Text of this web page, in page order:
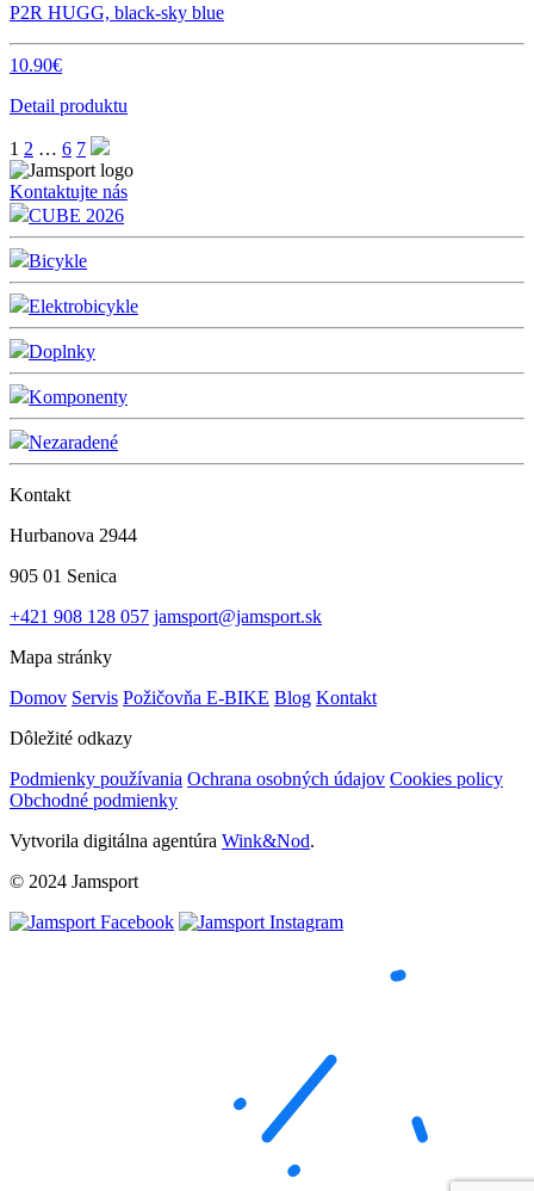
P2R HUGG, black-sky blue
10.90€
Detail produktu
1 2 … 6 7
Kontaktujte nás
CUBE 2026
Bicykle
Elektrobicykle
Doplnky
Komponenty
Nezaradené
Kontakt
Hurbanova 2944
905 01 Senica
+421 908 128 057 jamsport@jamsport.sk
Mapa stránky
Domov Servis Požičovňa E-BIKE Blog Kontakt
Dôležité odkazy
Podmienky používania Ochrana osobných údajov Cookies policy
Obchodné podmienky
Vytvorila digitálna agentúra Wink&Nod.
© 2024 Jamsport